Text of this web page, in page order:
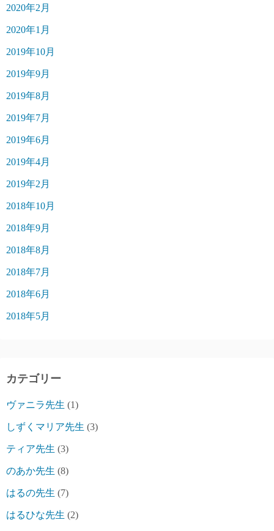
2020年2月
2020年1月
2019年10月
2019年9月
2019年8月
2019年7月
2019年6月
2019年4月
2019年2月
2018年10月
2018年9月
2018年8月
2018年7月
2018年6月
2018年5月
カテゴリー
ヴァニラ先生 (1)
しずくマリア先生 (3)
ティア先生 (3)
のあか先生 (8)
はるの先生 (7)
はるひな先生 (2)